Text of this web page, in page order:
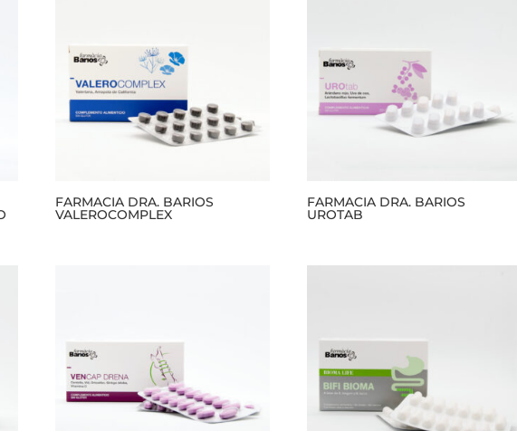
FARMACIA DRA. BARIOS
VALEROCOMPLEX
FARMACIA DRA. BARIOS
UROTAB